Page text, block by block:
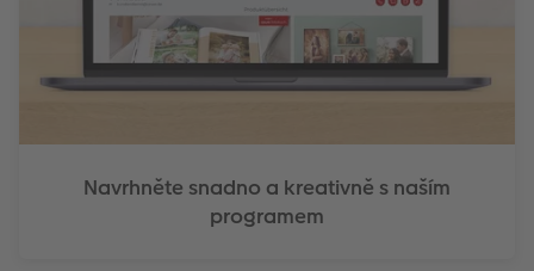
Navrhněte snadno a kreativně s naším
programem